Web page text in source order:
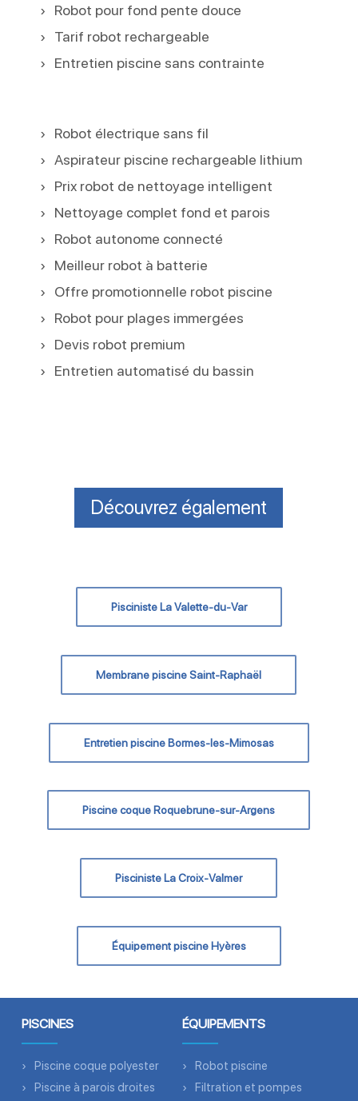
Robot pour fond pente douce
Tarif robot rechargeable
Entretien piscine sans contrainte
Robot électrique sans fil
Aspirateur piscine rechargeable lithium
Prix robot de nettoyage intelligent
Nettoyage complet fond et parois
Robot autonome connecté
Meilleur robot à batterie
Offre promotionnelle robot piscine
Robot pour plages immergées
Devis robot premium
Entretien automatisé du bassin
Découvrez également
Pisciniste La Valette-du-Var
Membrane piscine Saint-Raphaël
Entretien piscine Bormes-les-Mimosas
Piscine coque Roquebrune-sur-Argens
Pisciniste La Croix-Valmer
Équipement piscine Hyères
PISCINES
Piscine coque polyester
Piscine à parois droites
ÉQUIPEMENTS
Robot piscine
Filtration et pompes